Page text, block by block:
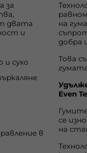
за
двата
и
и сухо
в
на
добра
Това
Even
се
на